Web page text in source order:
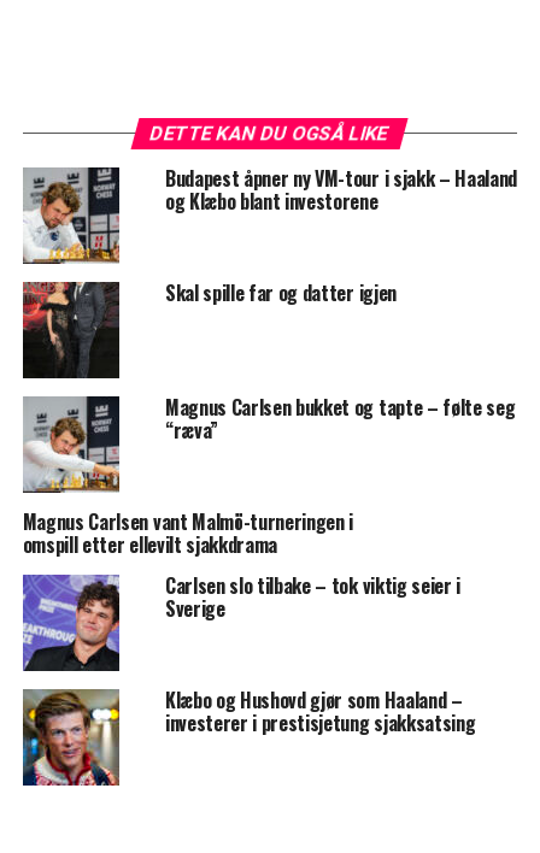
DETTE KAN DU OGSÅ LIKE
Budapest åpner ny VM-tour i sjakk – Haaland
og Klæbo blant investorene
Skal spille far og datter igjen
Magnus Carlsen bukket og tapte – følte seg
“ræva”
Magnus Carlsen vant Malmö-turneringen i
omspill etter ellevilt sjakkdrama
Carlsen slo tilbake – tok viktig seier i
Sverige
Klæbo og Hushovd gjør som Haaland –
investerer i prestisjetung sjakksatsing